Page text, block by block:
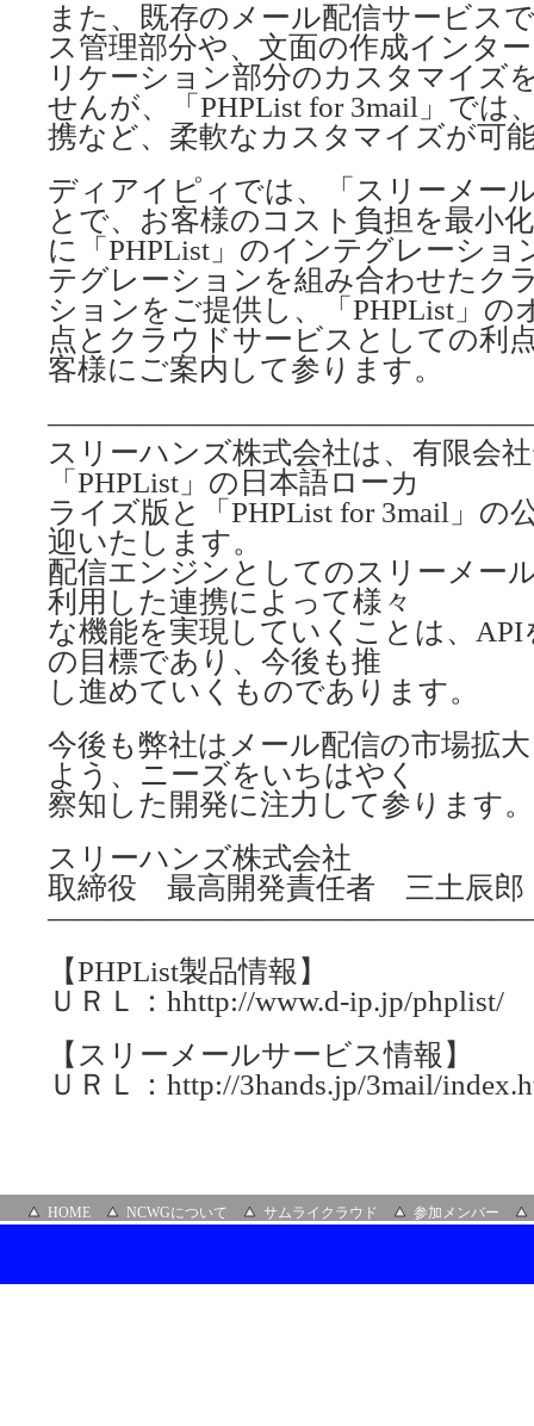
また、既存のメール配信サービス
ス管理部分や、文面の作成インタ
リケーション部分のカスタマイズ
せんが、「PHPList for 3mail」では
携など、柔軟なカスタマイズが可
ディアイピィでは、「スリーメー
とで、お客様のコスト負担を最小
に「PHPList」のインテグレーショ
テグレーションを組み合わせたク
ションをご提供し、「PHPList」の
点とクラウドサービスとしての利
客様にご案内して参ります。
スリーハンズ株式会社は、有限会
「PHPList」の日本語ローカ
ライズ版と「PHPList for 3mail」の
迎いたします。
配信エンジンとしてのスリーメー
利用した連携によって様々
な機能を実現していくことは、
の目標であり、今後も推
し進めていくものであります。
今後も弊社はメール配信の市場拡
よう、ニーズをいちはやく
察知した開発に注力して参ります。
スリーハンズ株式会社
取締役 最高開発責任者 三土辰郎
【PHPList製品情報】
ＵＲＬ：hhttp://www.d-ip.jp/phplist/
【スリーメールサービス情報】
ＵＲＬ：http://3hands.jp/3mail/
HOME NCWGについて サムライクラウド 参加メンバー